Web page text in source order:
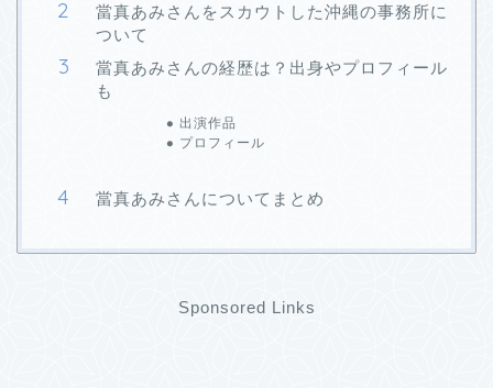
當真あみさんをスカウトした沖縄の事務所に
ついて
當真あみさんの経歴は？出身やプロフィール
も
出演作品
プロフィール
當真あみさんについてまとめ
Sponsored Links